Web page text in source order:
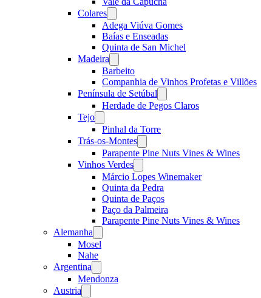
Colares
menu
Adega Viúva Gomes
Baías e Enseadas
Quinta de San Michel
Madeira
menu
Barbeito
Companhia de Vinhos Profetas e Villões
Península de Setúbal
menu
Herdade de Pegos Claros
Tejo
menu
Pinhal da Torre
Trás-os-Montes
menu
Parapente Pine Nuts Vines & Wines
Vinhos Verdes
menu
Márcio Lopes Winemaker
Quinta da Pedra
Quinta de Paços
Paço da Palmeira
Parapente Pine Nuts Vines & Wines
Alemanha
menu
Mosel
Nahe
Argentina
menu
Mendonza
Austria